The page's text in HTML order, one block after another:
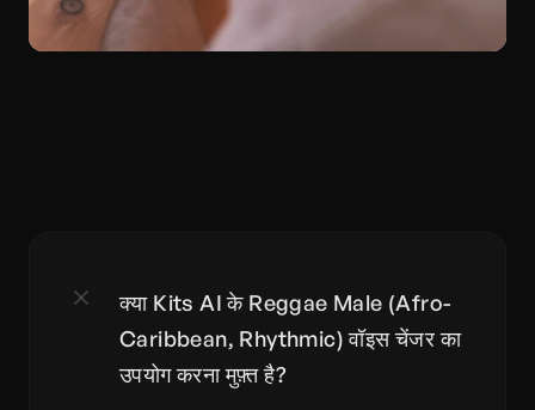
क्या Kits AI के Reggae Male (Afro-
Caribbean, Rhythmic) वॉइस चेंजर का
उपयोग करना मुफ़्त है?